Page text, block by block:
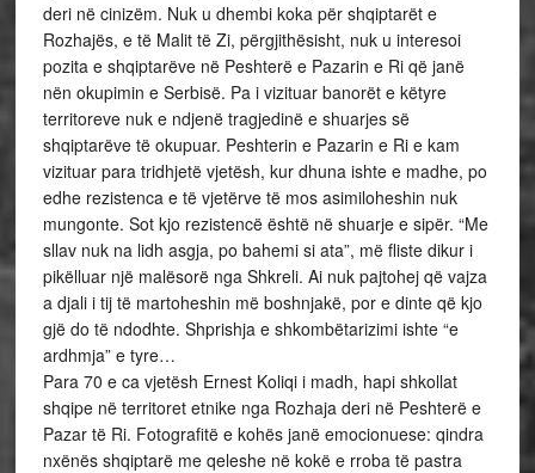
deri në cinizëm. Nuk u dhembi koka për shqiptarët e
Rozhajës, e të Malit të Zi, përgjithësisht, nuk u interesoi
pozita e shqiptarëve në Peshterë e Pazarin e Ri që janë
nën okupimin e Serbisë. Pa i vizituar banorët e këtyre
territoreve nuk e ndjenë tragjedinë e shuarjes së
shqiptarëve të okupuar. Peshterin e Pazarin e Ri e kam
vizituar para tridhjetë vjetësh, kur dhuna ishte e madhe, po
edhe rezistenca e të vjetërve të mos asimiloheshin nuk
mungonte. Sot kjo rezistencë është në shuarje e sipër. “Me
sllav nuk na lidh asgja, po bahemi si ata”, më fliste dikur i
pikëlluar një malësorë nga Shkreli. Ai nuk pajtohej që vajza
a djali i tij të martoheshin më boshnjakë, por e dinte që kjo
gjë do të ndodhte. Shprishja e shkombëtarizimi ishte “e
ardhmja” e tyre…
Para 70 e ca vjetësh Ernest Koliqi i madh, hapi shkollat
shqipe në territoret etnike nga Rozhaja deri në Peshterë e
Pazar të Ri. Fotografitë e kohës janë emocionuese: qindra
nxënës shqiptarë me qeleshe në kokë e rroba të pastra